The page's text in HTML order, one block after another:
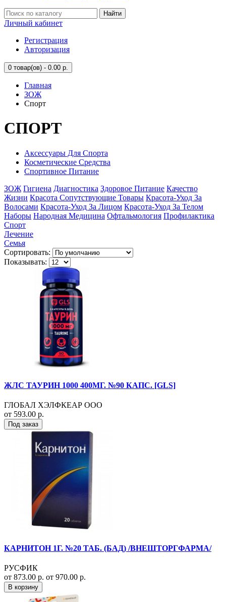
Найти
Личный кабинет
Регистрация
Авторизация
0 товар(ов) - 0.00 р.
Главная
ЗОЖ
Спорт
СПОРТ
Аксессуары Для Спорта
Косметические Средства
Спортивное Питание
ЗОЖ Гигиена Диагностика Здоровое Питание Качество
Жизни Красота Сопутствующие Товары Красота-Уход За
Волосами Красота-Уход За Лицом Красота-Уход За Телом
Наборы Народная Медицина Офтальмология Профилактика
Спорт
Лечение
Семья
Сортировать:
Показывать:
ЖЛС ТАУРИН 1000 400МГ. №90 КАПС. [GLS]
ГЛОБАЛ ХЭЛФКЕАР ООО
от 593.00 р.
Под заказ
КАРНИТОН 1Г. №20 ТАБ. (БАД) /ВНЕШТОРГФАРМА/
РУСФИК
от 873.00 р. от 970.00 р.
В корзину